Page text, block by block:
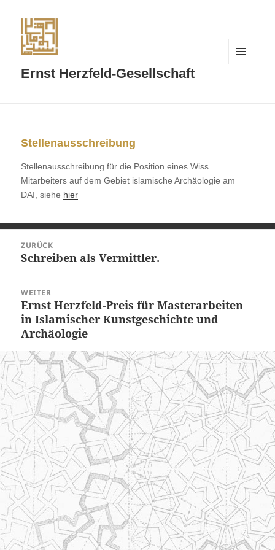
Ernst Herzfeld-Gesellschaft
Stellenausschreibung
Stellenausschreibung für die Position eines Wiss.
Mitarbeiters auf dem Gebiet islamische Archäologie am
DAI, siehe hier
ZURÜCK
Vorheriger
Schreiben als Vermittler.
WEITER
Nächster
Beitrag:
Ernst Herzfeld-Preis für Masterarbeiten
in Islamischer Kunstgeschichte und
Archäologie